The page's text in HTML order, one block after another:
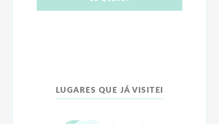
LUGARES QUE JÁ VISITEI